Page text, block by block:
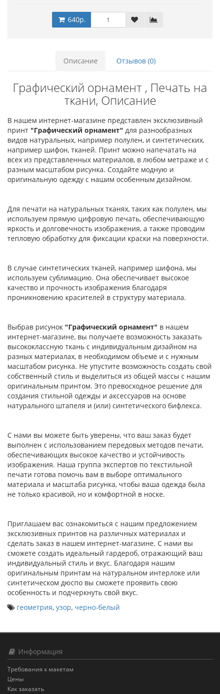
640р.
Описание Отзывов (0)
Графический орнамент , Печать на
ткани, Описание
В нашем интернет-магазине представлен эксклюзивный
принт "Графический орнамент" для разнообразных
видов натуральных, например полулен, и синтетических,
например шифон, тканей. Принт можно напечатать на
всех из представленных материалов, в любом метраже и с
разным масштабом рисунка. Создайте модную и
оригинальную одежду с нашим особенным дизайном.
Для печати на натуральных тканях, таких как полулен, мы
используем прямую цифровую печать, обеспечивающую
яркость и долговечность изображения, а также проводим
тепловую обработку для фиксации краски на поверхности.
В случае синтетических тканей, например шифона, мы
используем сублимацию. Она обеспечивает высокое
качество и прочность изображения благодаря
проникновению красителей в структуру материала.
Выбрав рисунок "Графический орнамент" в нашем
интернет-магазине, вы получаете возможность заказать
высококлассную ткань с индивидуальным дизайном на
разных материалах, в необходимом объеме и с нужным
масштабом рисунка. Не упустите возможность создать свой
собственный стиль и выделиться из общей массы с нашим
оригинальным принтом. Это превосходное решение для
создания стильной одежды и аксессуаров на основе
натурального штапеля и (или) синтетического бифлекса.
С нами вы можете быть уверены, что ваш заказ будет
выполнен с использованием передовых методов печати,
обеспечивающих высокое качество и устойчивость
изображения. Наша группа экспертов по текстильной
печати готова помочь вам в выборе оптимального
материала и масштаба рисунка, чтобы ваша одежда была
не только красивой, но и комфортной в носке.
Приглашаем вас ознакомиться с нашим предложением
эксклюзивных принтов на различных материалах и
сделать заказ в нашем интернет-магазине. С нами вы
сможете создать идеальный гардероб, отражающий ваш
индивидуальный стиль и вкус. Благодаря нашим
оригинальным принтам на натуральном интерлоке или
синтетическом дюспо вы сможете проявить свою
особенность и подчеркнуть свой вкус.
геометрия, узор, черно-белый
Информация
Требования к макетам
Цены
Как заказать